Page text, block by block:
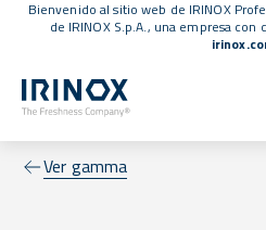
Bienvenido al sitio web de IRINOX
de IRINOX S.p.A., una empresa con
Ver gamma